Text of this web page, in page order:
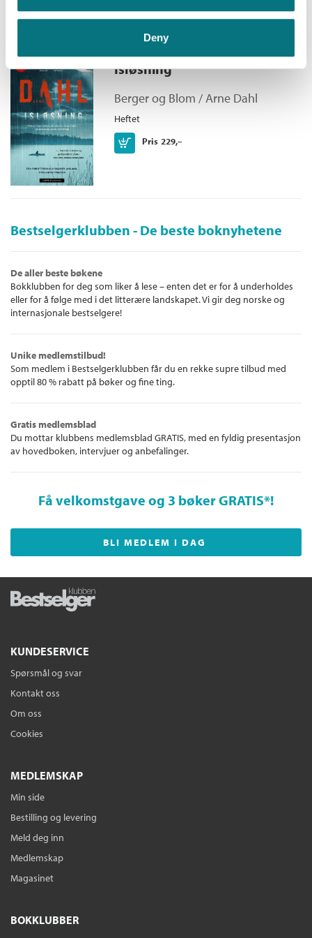
Deny
Isløsning
Berger og Blom /Arne Dahl
Heftet
Pris 229,–
Kjøp
Bestselgerklubben - De beste boknyhetene
De aller beste bøkene
Bokklubben for deg som liker å lese – enten det er for å underholdes
eller for å følge med i det litterære landskapet. Vi gir deg norske og
internasjonale bestselgere!
Unike medlemstilbud!
Som medlem i Bestselgerklubben får du en rekke supre tilbud med
opptil 80 % rabatt på bøker og fine ting.
Gratis medlemsblad
Du mottar klubbens medlemsblad GRATIS, med en fyldig presentasjon
av hovedboken, intervjuer og anbefalinger.
Få velkomstgave og 3 bøker GRATIS*!
BLI MEDLEM I DAG
KUNDESERVICE
Spørsmål og svar
Kontakt oss
Om oss
Cookies
MEDLEMSKAP
Min side
Bestilling og levering
Meld deg inn
Medlemskap
Magasinet
BOKKLUBBER